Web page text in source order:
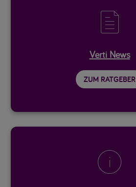

Verti News
ZUM RATGEBER
